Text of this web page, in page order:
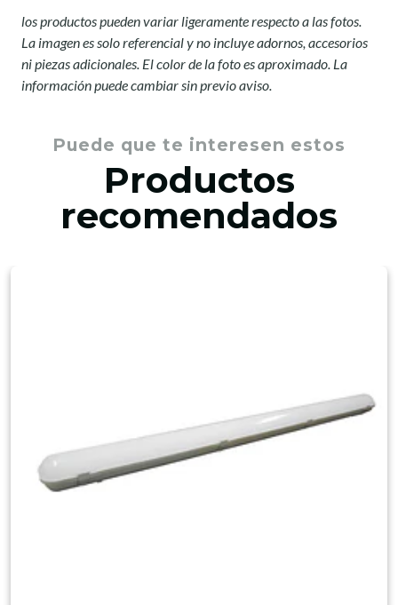
los productos pueden variar ligeramente respecto a las fotos.
La imagen es solo referencial y no incluye adornos, accesorios
ni piezas adicionales. El color de la foto es aproximado. La
información puede cambiar sin previo aviso.
Puede que te interesen estos
Productos
recomendados